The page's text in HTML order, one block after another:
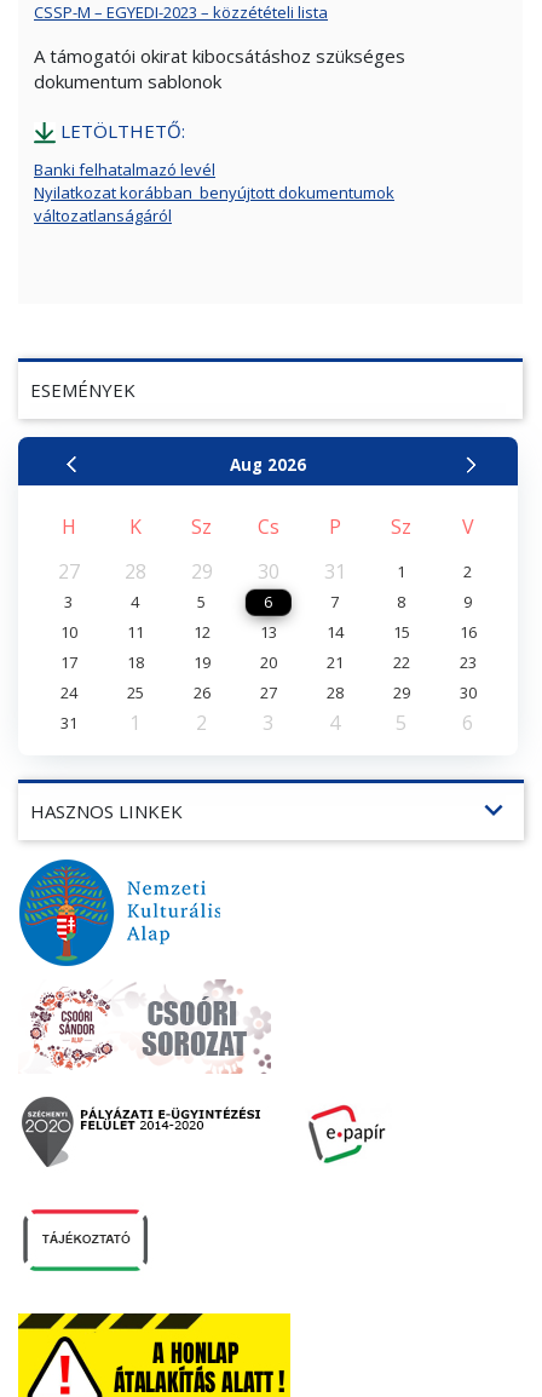
ESEMÉNYEK
Aug 2026
H K Sz Cs P Sz
V
27
28 29 30 31 1
2
3
4 5 6 7 8
9
10
11 12 13 14 15
16
17
18 19 20 21 22
23
24
25 26 27 28 29
30
31
1 2 3 4 5 6
HASZNOS LINKEK expand_more
CSSP-M – EGYEDI-2023 – közzétételi lista
A támogatói okirat kibocsátáshoz szükséges
dokumentum sablonok
LETÖLTHETŐ:
Banki felhatalmazó levél
Nyilatkozat korábban_benyújtott dokumentumok
változatlanságáról